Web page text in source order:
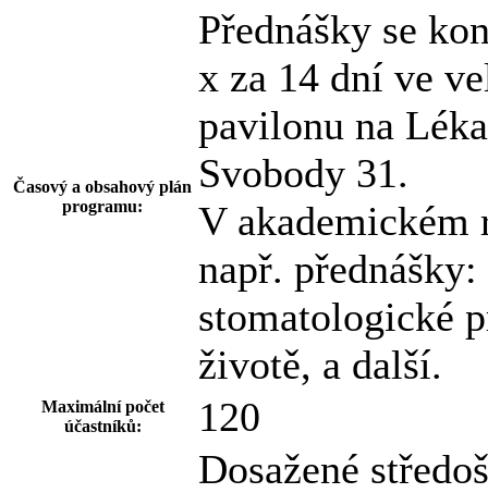
Časový a obsahový plán
programu:
Přednášky se
x za 14 dní ve
pavilonu na
Svobody 31.
V akademickém
např.
stomatologické
životě, a další.
Maximální počet
účastníků:
120
Dosažené